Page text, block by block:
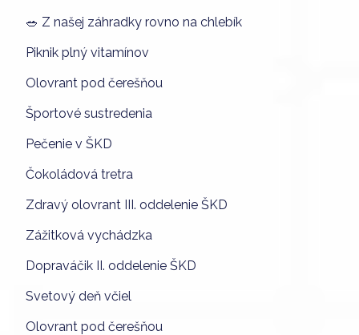
🥗 Z našej záhradky rovno na chlebík
Piknik plný vitamínov
Olovrant pod čerešňou
Športové sustredenia
Pečenie v ŠKD
Čokoládová tretra
Zdravý olovrant III. oddelenie ŠKD
Zážitková vychádzka
Dopraváčik II. oddelenie ŠKD
Svetový deň včiel
Olovrant pod čerešňou